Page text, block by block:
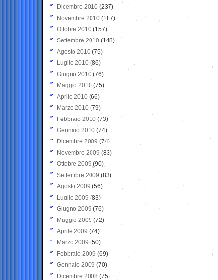
Dicembre 2010 (237)
Novembre 2010 (187)
Ottobre 2010 (157)
Settembre 2010 (148)
Agosto 2010 (75)
Luglio 2010 (86)
Giugno 2010 (76)
Maggio 2010 (75)
Aprile 2010 (66)
Marzo 2010 (79)
Febbraio 2010 (73)
Gennaio 2010 (74)
Dicembre 2009 (74)
Novembre 2009 (83)
Ottobre 2009 (90)
Settembre 2009 (83)
Agosto 2009 (56)
Luglio 2009 (83)
Giugno 2009 (76)
Maggio 2009 (72)
Aprile 2009 (74)
Marzo 2009 (50)
Febbraio 2009 (69)
Gennaio 2009 (70)
Dicembre 2008 (75)